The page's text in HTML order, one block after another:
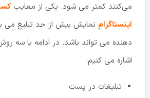
می‌کنند کمتر می شود. یکی از معایب
اینستاگرام نمایش بیش از حد تبلیغ می
دهنده می تواند باشد. در ادامه با سه
اشاره می کنیم:
تبلیغات در پست